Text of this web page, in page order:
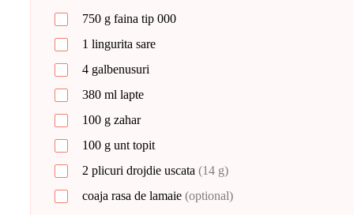
750 g faina tip 000
1 lingurita sare
4 galbenusuri
380 ml lapte
100 g zahar
100 g unt topit
2 plicuri drojdie uscata (14 g)
coaja rasa de lamaie (optional)